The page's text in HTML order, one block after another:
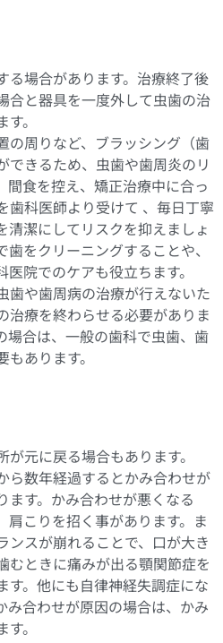
る場合があります。治療終了後
合と器具を一度外して虫歯の治
。
の周りなど、ブラッシング（歯
できるため、虫歯や歯周炎のリ
間食を控え、矯正治療中に合っ
歯科医師より受けて 、毎日丁寧
清潔にしてリスクを抑えましょ
をクリーニングすることや、
院でのケアも役立ちます。
歯や歯周病の治療が行えないた
治療を終わらせる必要がありま
場合は、一般の歯科で虫歯、歯
あります。
元に戻る場合もあります。
ら数年経過するとかみ合わせが
ます。かみ合わせが悪くなる
肩こりを招く事があります。ま
ンスが崩れることで、口が大き
むときに痛みが出る顎関節症を
す。他にも自律神経失調症にな
み合わせが原因の場合は、かみ
。